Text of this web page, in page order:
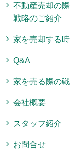
不動産売却の
戦略のご紹介
家を売却する
Q&A
家を売る際の
会社概要
スタッフ紹介
お問合せ